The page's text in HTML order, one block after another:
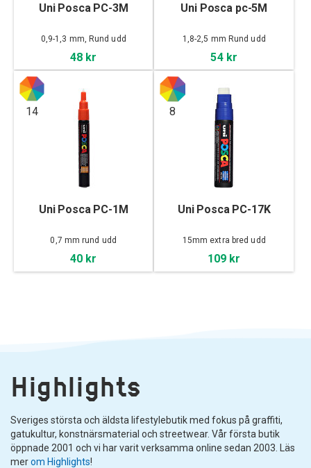
Uni Posca PC-3M
0,9-1,3 mm, Rund udd
48 kr
Uni Posca pc-5M
1,8-2,5 mm Rund udd
54 kr
14
Uni Posca PC-1M
0,7 mm rund udd
40 kr
8
Uni Posca PC-17K
15mm extra bred udd
109 kr
Highlights
Sveriges största och äldsta lifestylebutik med fokus på graffiti,
gatukultur, konstnärsmaterial och streetwear. Vår första butik
öppnade 2001 och vi har varit verksamma online sedan 2003. Läs
merom Highlights!